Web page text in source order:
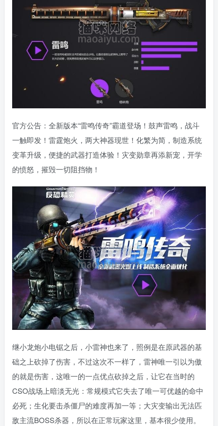
官方公告：全新版本“雷鸣传奇”霸道登场！鼓声雷鸣，战斗
一触即发！雷霆炮火，两大神器现世！化繁为简，制造系统
变革升级，便捷的武器打造体验！灾变勋章再添新宠，开学
的愤怒，摧毁一切阻挡物！
继小龙炮小电锯之后，小雷神也来了，照例是在原武器的基
础之上砍掉了伤害，不过这次不一样了，雷神唯一引以为傲
的就是伤害，这唯一的一点优点砍掉之后，让它在当时的
CSO战场上暗淡无光：常规模式它失去了唯一可优越的命中
必死；生化要击杀僵尸的难度再加一等；大灾变输出无法匹
敌主流BOSS杀器，所以在正常玩家这里，基本很少使用。